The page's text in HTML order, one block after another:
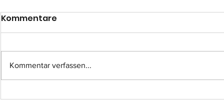
Einsatz-Nr.: 057
Kommentare
Kommentar verfassen...